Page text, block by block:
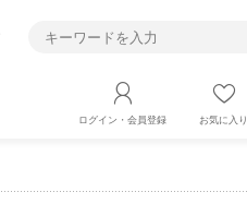
ログイン・会員登録 お気に入り